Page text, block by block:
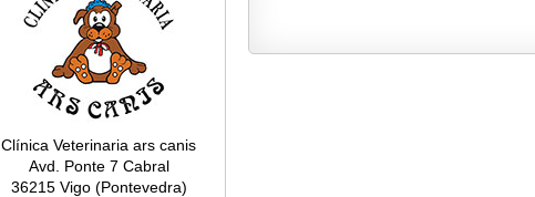
Clínica Veterinaria ars canis
Avd. Ponte 7 Cabral
36215 Vigo (Pontevedra)